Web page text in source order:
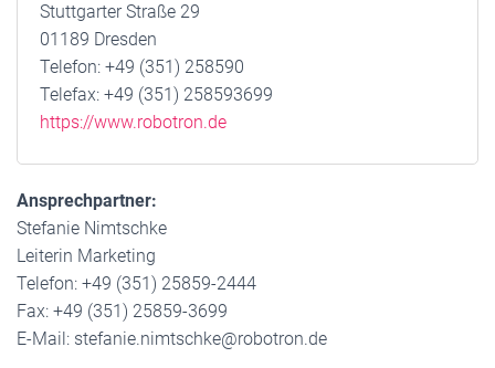
Stuttgarter Straße 29
01189 Dresden
Telefon: +49 (351) 258590
Telefax: +49 (351) 258593699
https://www.robotron.de
Ansprechpartner:
Stefanie Nimtschke
Leiterin Marketing
Telefon: +49 (351) 25859-2444
Fax: +49 (351) 25859-3699
E-Mail: stefanie.nimtschke@robotron.de